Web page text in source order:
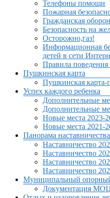
Телефоны помощи
Пожарная
Гражданская
Безопасность на
Осторожно,газ!
Информационная
детей в сети
Правила поведения
Пушкинская карта
Пушкинская карта-
Успех каждого ребенка
Дополнительные
Дополнительные
Новые места 2023-
Новые места 2021-
Панорама наставничества
Наставничество
Наставничество
Наставничество
Наставничество
Муниципальный
Документация